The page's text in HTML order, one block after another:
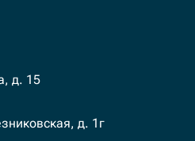
д. 15
д. 1г